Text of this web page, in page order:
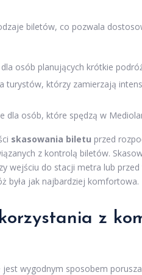
biletów, co pozwala
osób planujących krótkie
turystów, którzy zamierzają
dla osób, które spędzą w
skasowania biletu przed
z kontrolą biletów.
wejściu do stacji metra lub
była jak najbardziej komfortowa.
z
wygodnym sposobem